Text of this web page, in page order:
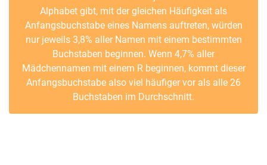
Alphabet gibt, mit der gleichen Häufigkeit als
Anfangsbuchstabe eines Namens auftreten, würden
nur jeweils 3,8% aller Namen mit einem bestimmten
Buchstaben beginnen. Wenn 4,7% aller
Mädchennamen mit einem R beginnen, kommt dieser
Anfangsbuchstabe also viel häufiger vor als alle 26
Buchstaben im Durchschnitt.